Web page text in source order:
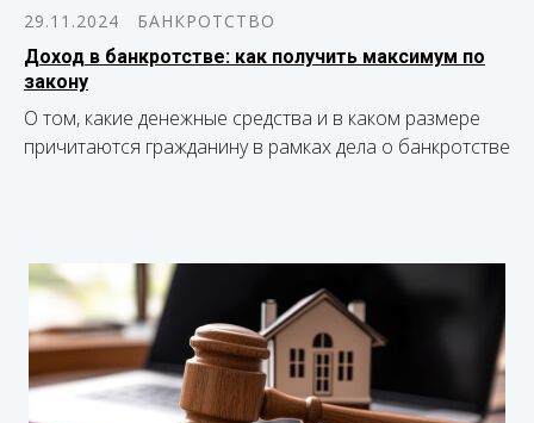
29.11.2024
БАНКРОТСТВО
Доход в банкротстве: как получить максимум по
закону
О том, какие денежные средства и в каком размере
причитаются гражданину в рамках дела о банкротстве